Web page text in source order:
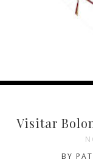
Visitar
BY